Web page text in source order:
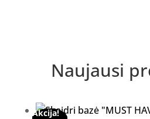
Naujausi
Akcija!
Akcija!
Akcija!
Akcija!
Akcija!
Akcija!
Akcija!
Akcija!